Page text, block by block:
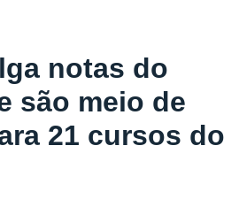
notas do
são meio de
21 cursos do